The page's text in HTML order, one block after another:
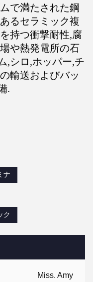
Miss. Amy
で満たされた鋼
るセラミック複
持つ衝撃耐性,腐
や熱発電所の石
,シロ,ホッパー,チ
輸送およびバッ
.
ナ
ク